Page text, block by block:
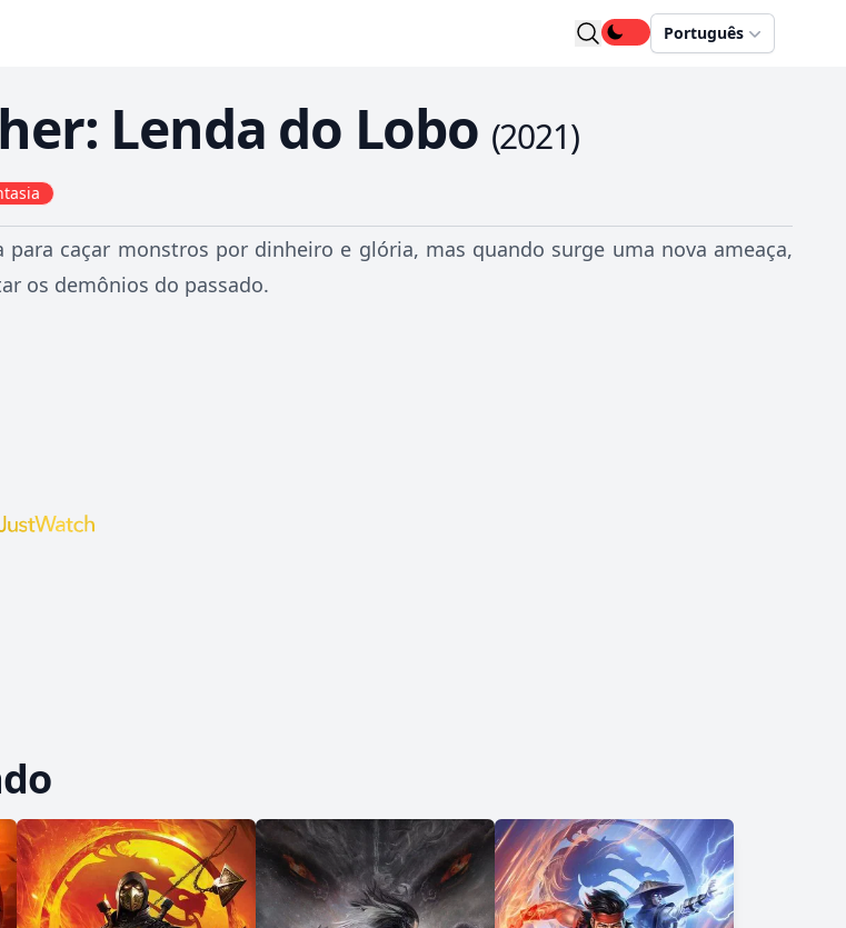
Português
Lenda do Lobo (2021)
para caçar monstros por dinheiro e glória, mas quando surge uma nova ameaça,
os demônios do passado.